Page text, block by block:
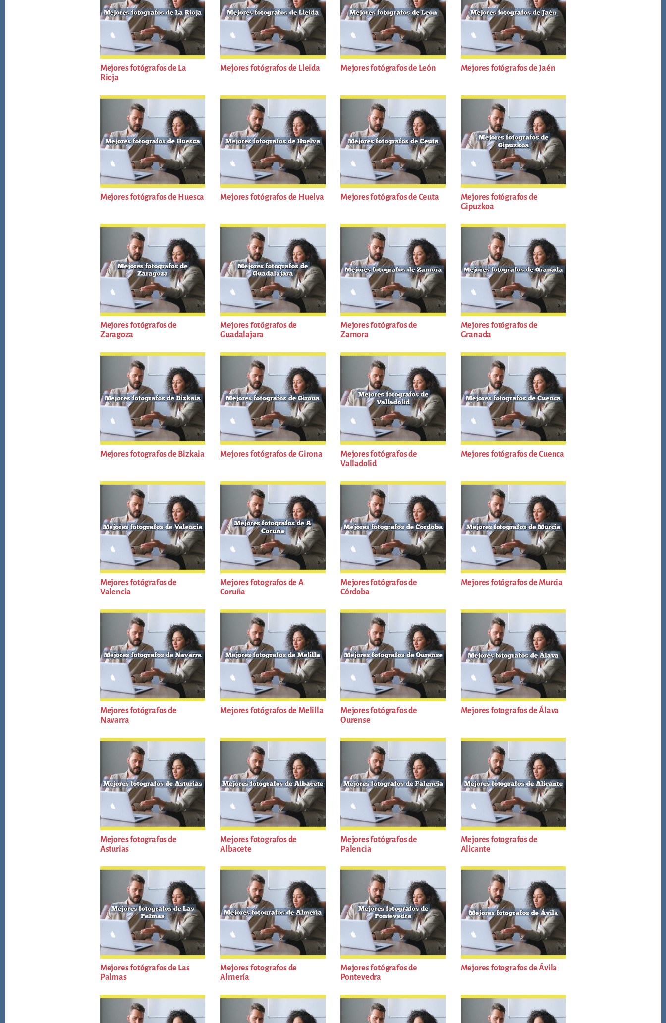
Mejores fotógrafos de La
Rioja
Mejores fotógrafos de Lleida Mejores fotógrafos de León Mejores fotógrafos de Jaén
Mejores fotógrafos de Huesca Mejores fotógrafos de Huelva Mejores fotógrafos de Ceuta
Mejores fotógrafos de
Gipuzkoa
Mejores fotógrafos de
Zaragoza
Mejores fotógrafos de
Guadalajara
Mejores fotógrafos de
Zamora
Mejores fotógrafos de
Granada
Mejores fotografos de Bizkaia Mejores fotógrafos de Girona
Mejores fotógrafos de
Valladolid
Mejores fotógrafos de Cuenca
Mejores fotógrafos de
Valencia
Mejores fotografos de A
Coruña
Mejores fotógrafos de
Córdoba
Mejores fotógrafos de Murcia
Mejores fotógrafos de
Navarra
Mejores fotógrafos de Melilla
Mejores fotógrafos de
Ourense
Mejores fotografos de Álava
Mejores fotografos de
Asturias
Mejores fotografos de
Albacete
Mejores fotógrafos de
Palencia
Mejores fotografos de
Alicante
Mejores fotógrafos de Las
Palmas
Mejores fotografos de
Almería
Mejores fotógrafos de
Pontevedra
Mejores fotografos de Ávila